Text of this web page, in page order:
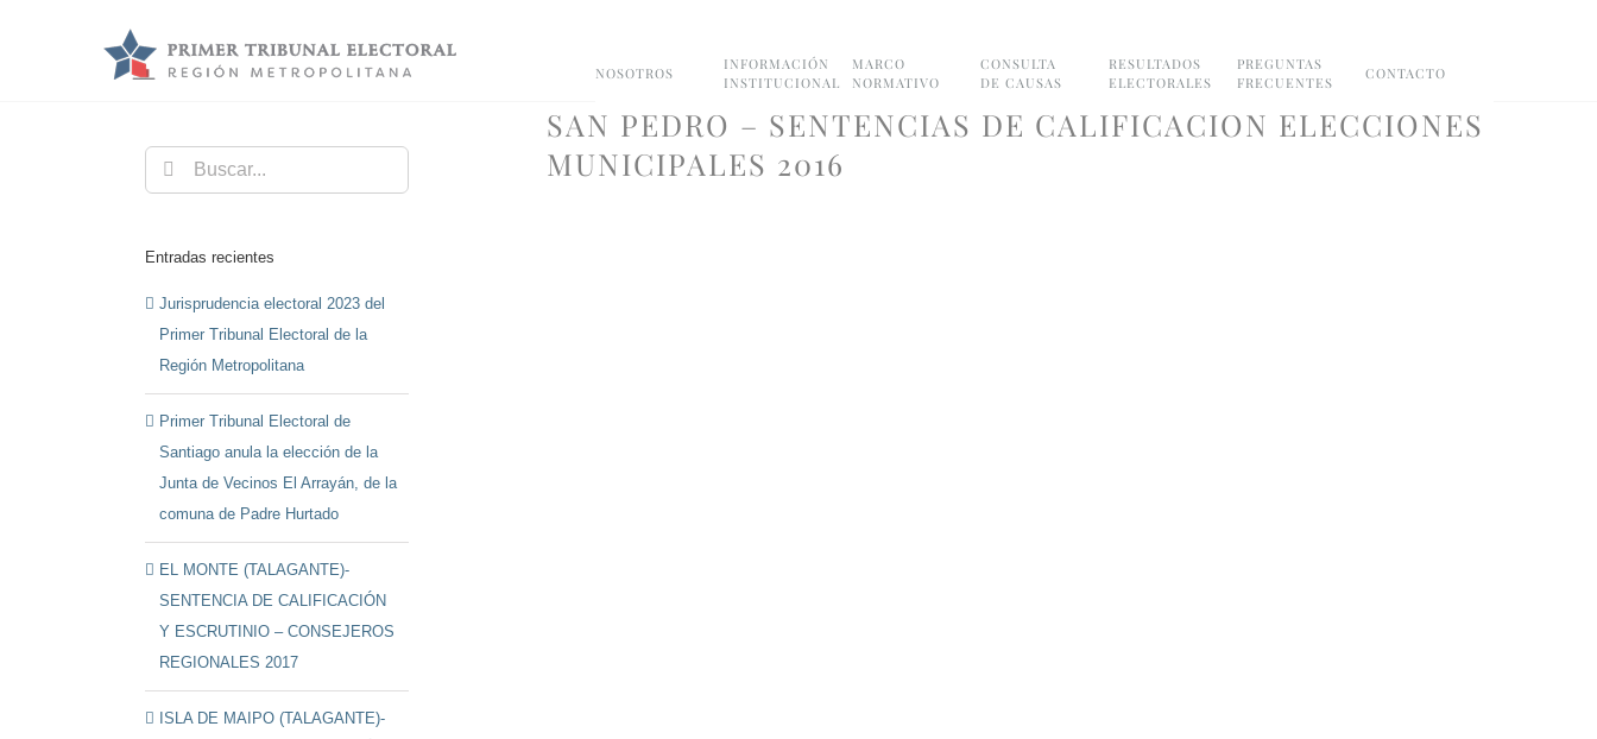
NOSOTROS
INFORMACIÓN
INSTITUCIONAL
MARCO
NORMATIVO
CONSULTA
DE CAUSAS
RESULTADOS
ELECTORALES
PREGUNTAS
FRECUENTES
CONTACTO
SAN PEDRO – SENTENCIAS DE CALIFICACION ELECCIONES
MUNICIPALES 2016
Buscar:
Entradas recientes
Jurisprudencia electoral 2023 del
Primer Tribunal Electoral de la
Región Metropolitana
Primer Tribunal Electoral de
Santiago anula la elección de la
Junta de Vecinos El Arrayán, de la
comuna de Padre Hurtado
EL MONTE (TALAGANTE)-
SENTENCIA DE CALIFICACIÓN
Y ESCRUTINIO – CONSEJEROS
REGIONALES 2017
ISLA DE MAIPO (TALAGANTE)-